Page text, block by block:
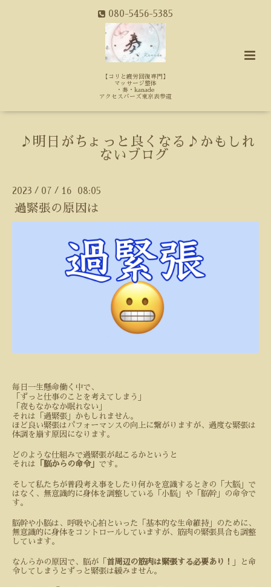
080-5456-5385
【コリと疲労回復専門】
マッサージ整体
・奏・kanade
アクセスバーズ東京表参道
♪明日がちょっと良くなる♪かもしれ
ないブログ
2023 / 07 / 16 08:05
過緊張の原因は
毎日一生懸命働く中で、
「ずっと仕事のことを考えてしまう」
「夜もなかなか眠れない」
それは「過緊張」かもしれません。
ほど良い緊張はパフォーマンスの向上に繋がりますが、過度な緊張は
体調を崩す原因になります。
どのような仕組みで過緊張が起こるかというと
それは 「脳からの命令」 です。
そして私たちが普段考え事をしたり何かを意識するときの「大脳」で
はなく、無意識的に身体を調整している「小脳」や「脳幹」の命令で
す。
脳幹や小脳は、呼吸や心拍といった「基本的な生命維持」のために、
無意識的に身体をコントロールしていますが、筋肉の緊張具合も調整
しています。
なんらかの原因で、脳が「 首周辺の筋肉は緊張する必要あり！
」と命
令してしまうとずっと緊張は緩みません。